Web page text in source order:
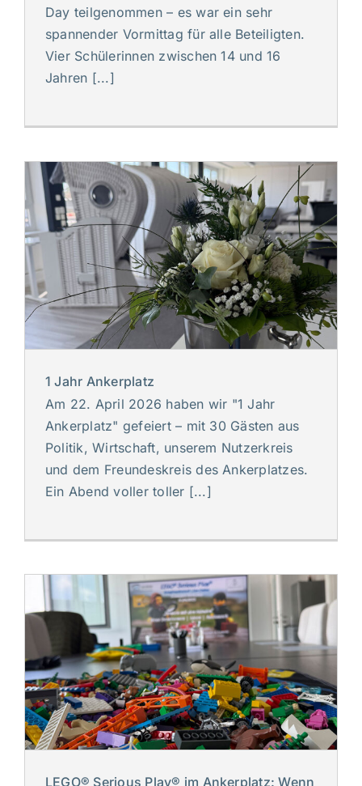
Day teilgenommen – es war ein sehr
spannender Vormittag für alle Beteiligten.
Vier Schülerinnen zwischen 14 und 16
Jahren [...]
1 Jahr Ankerplatz
Am 22. April 2026 haben wir "1 Jahr
Ankerplatz" gefeiert – mit 30 Gästen aus
Politik, Wirtschaft, unserem Nutzerkreis
und dem Freundeskreis des Ankerplatzes.
Ein Abend voller toller [...]
LEGO® Serious Play® im Ankerplatz: Wenn